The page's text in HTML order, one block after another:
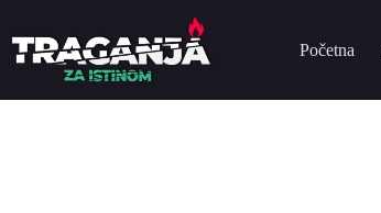
Početna